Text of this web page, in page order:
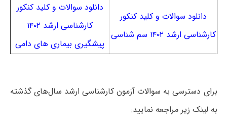
دانلود سوالات و کلید کنکور
کارشناسی ارشد ۱۴۰۲ سم شناسی
دانلود سوالات و کلید کنکور
کارشناسی ارشد ۱۴۰۲
پیشگیری بیماری های دامی
برای دسترسی به سوالات آزمون کارشناسی ارشد سال‌های گذشته
به لینک زیر مراجعه نمایید: